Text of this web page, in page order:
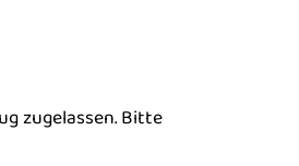
zugelassen. Bitte